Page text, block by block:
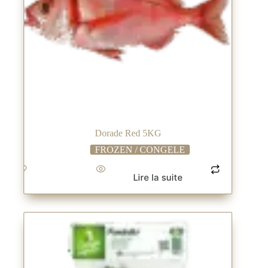
Dorade Red 5KG
FROZEN / CONGELE
Lire la suite